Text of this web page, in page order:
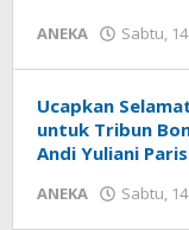
ANEKA Sabtu,
Ucapkan
untuk Tribun
Andi Yuliani
ANEKA Sabtu,